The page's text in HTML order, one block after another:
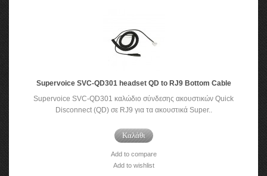
Supervoice SVC-QD301 headset QD to RJ9 Bottom Cable
Supervoice SVC-QD301 καλώδιο σύνδεσης ακουστικών Quick
Disconnect (QD) σε RJ9 για τα ακουστικά Super..
Καλάθι
Add to compare
Add to wishlist